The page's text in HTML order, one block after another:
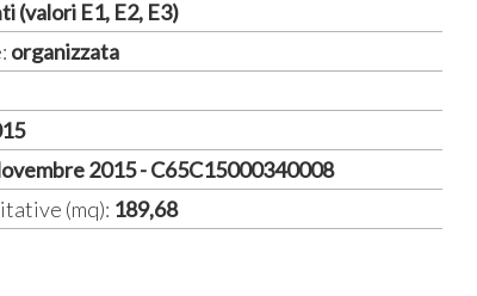
(valori E1, E2, E3)
organizzata
2015 - C65C15000340008
(mq): 189,68